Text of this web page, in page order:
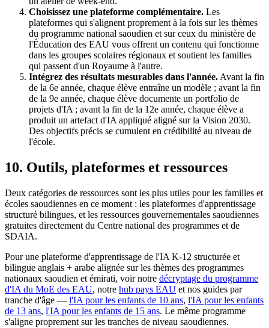
Choisissez une plateforme complémentaire. Les
plateformes qui s'alignent proprement à la fois sur les thèmes
du programme national saoudien et sur ceux du ministère de
l'Éducation des EAU vous offrent un contenu qui fonctionne
dans les groupes scolaires régionaux et soutient les familles
qui passent d'un Royaume à l'autre.
Intégrez des résultats mesurables dans l'année. Avant la fin
de la 6e année, chaque élève entraîne un modèle ; avant la fin
de la 9e année, chaque élève documente un portfolio de
projets d'IA ; avant la fin de la 12e année, chaque élève a
produit un artefact d'IA appliqué aligné sur la Vision 2030.
Des objectifs précis se cumulent en crédibilité au niveau de
l'école.
10. Outils, plateformes et ressources
Deux catégories de ressources sont les plus utiles pour les familles et
écoles saoudiennes en ce moment : les plateformes d'apprentissage
structuré bilingues, et les ressources gouvernementales saoudiennes
gratuites directement du Centre national des programmes et de
SDAIA.
Pour une plateforme d'apprentissage de l'IA K-12 structurée et
bilingue anglais + arabe alignée sur les thèmes des programmes
nationaux saoudien et émirati, voir notre décryptage du programme
d'IA du MoE des EAU, notre hub pays EAU et nos guides par
tranche d'âge — l'IA pour les enfants de 10 ans, l'IA pour les enfants
de 13 ans, l'IA pour les enfants de 15 ans. Le même programme
s'aligne proprement sur les tranches de niveau saoudiennes.